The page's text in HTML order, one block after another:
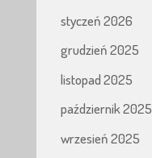
styczeń 2026
grudzień 2025
listopad 2025
październik 2025
wrzesień 2025